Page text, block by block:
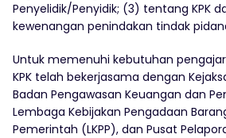
Penyelidik/Penyidik; (3) tentang KPK
kewenangan penindakan tindak
Untuk memenuhi kebutuhan
KPK telah bekerjasama dengan
Badan Pengawasan Keuangan dan
Lembaga Kebijakan Pengadaan
Pemerintah (LKPP), dan Pusat